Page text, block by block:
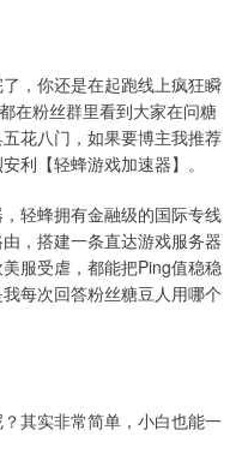
，你还是在起跑线上疯狂瞬
在粉丝群里看到大家在问糖
花八门，如果要博主我推荐
利【轻蜂游戏加速器】。
轻蜂拥有金融级的国际专线
，搭建一条直达游戏服务器
服受虐，都能把Ping值稳稳
每次回答粉丝糖豆人用哪个
其实非常简单，小白也能一